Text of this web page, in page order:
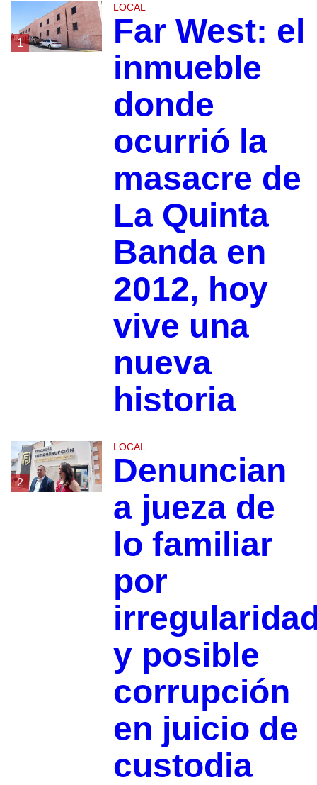
1
LOCAL
Far West: el
inmueble
donde
ocurrió la
masacre de
La Quinta
Banda en
2012, hoy
vive una
nueva
historia
2
LOCAL
Denuncian
a jueza de
lo familiar
por
y posible
corrupción
en juicio de
custodia